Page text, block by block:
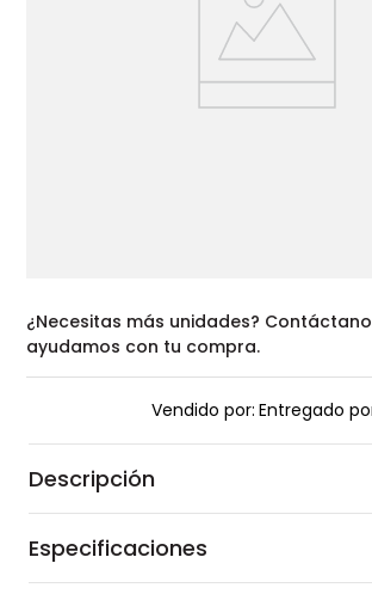
¿Necesitas más unidades?
ayudamos con tu compra.
Vendido por: Entregado
Descripción
Especificaciones